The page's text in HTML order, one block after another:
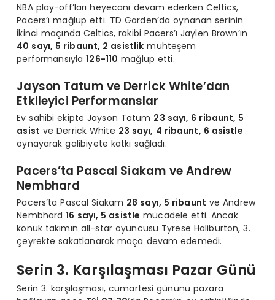
NBA play-off’ları heyecanı devam ederken Celtics,
Pacers’ı mağlup etti. TD Garden’da oynanan serinin
ikinci maçında Celtics, rakibi Pacers’ı Jaylen Brown’ın
40 sayı, 5 ribaunt, 2 asistlik muhteşem
performansıyla126-110 mağlup etti.
Jayson Tatum ve Derrick White’dan
Etkileyici Performanslar
Ev sahibi ekipte Jayson Tatum 23 sayı, 6 ribaunt, 5
asist ve Derrick White 23 sayı, 4 ribaunt, 6 asistle
oynayarak galibiyete katkı sağladı.
Pacers’ta Pascal Siakam ve Andrew
Nembhard
Pacers’ta Pascal Siakam 28 sayı, 5 ribaunt ve Andrew
Nembhard16 sayı, 5 asistle mücadele etti. Ancak
konuk takımın all-star oyuncusu Tyrese Haliburton, 3.
çeyrekte sakatlanarak maça devam edemedi.
Serin 3. Karşılaşması Pazar Günü
Serin 3. karşılaşması, cumartesi gününü pazara